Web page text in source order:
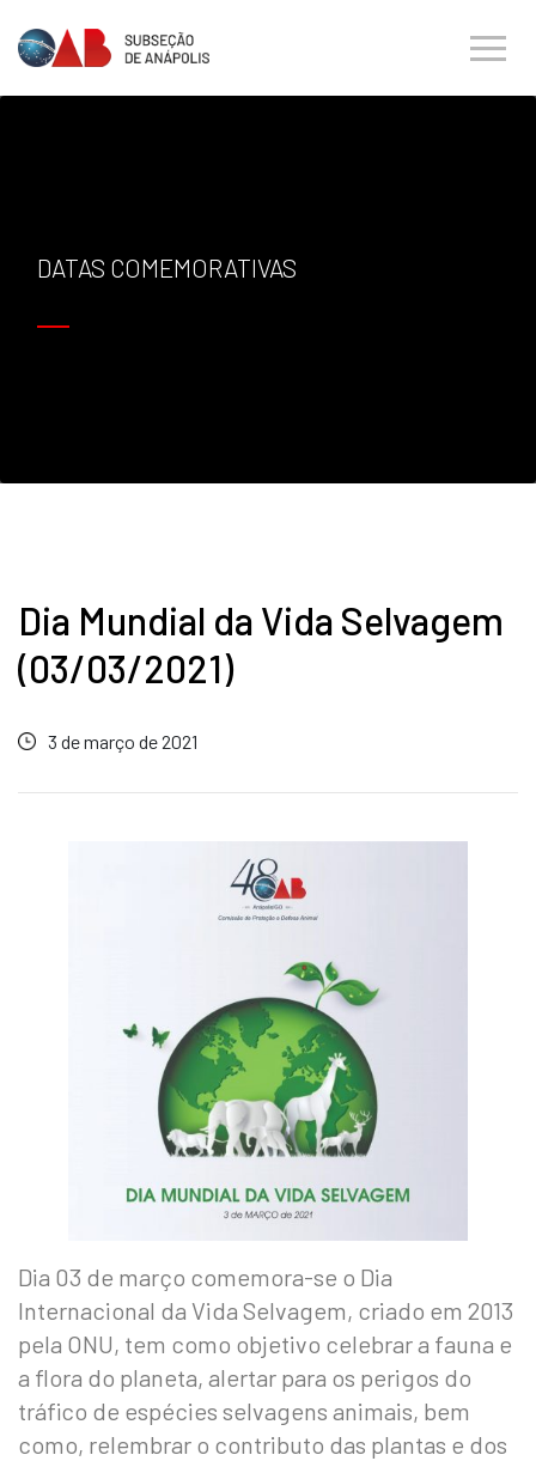
DATAS COMEMORATIVAS
Dia Mundial da Vida Selvagem
(03/03/2021)
3 de março de 2021
Dia 03 de março comemora-se o Dia
Internacional da Vida Selvagem, criado em 2013
pela ONU, tem como objetivo celebrar a fauna e
a flora do planeta, alertar para os perigos do
tráfico de espécies selvagens animais, bem
como, relembrar o contributo das plantas e dos